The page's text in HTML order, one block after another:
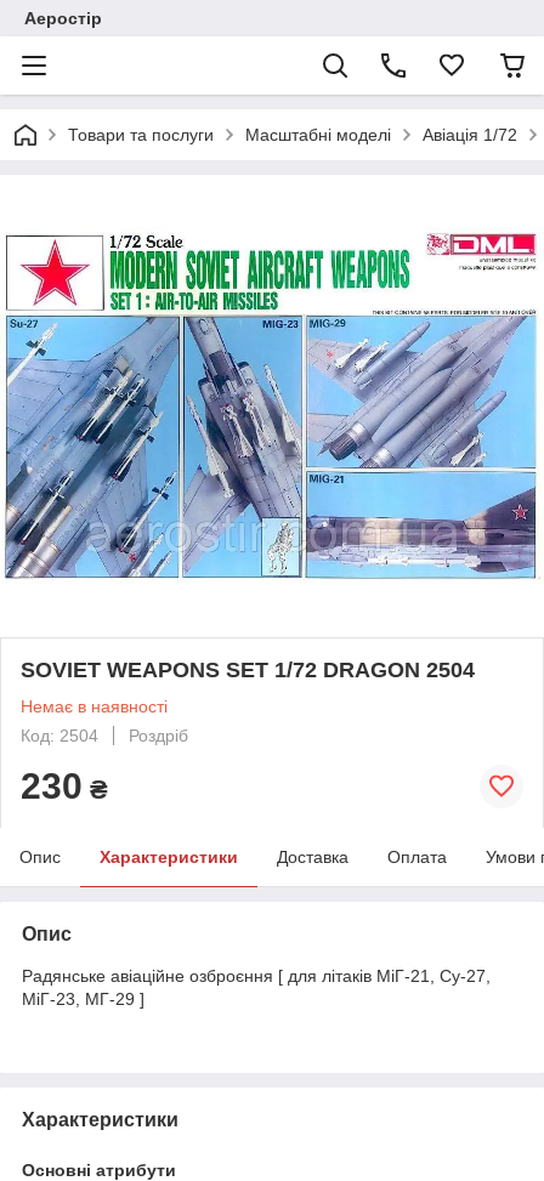
Аеростір
Товари та послуги Масштабні моделі Авіація 1/72
SOVIET WEAPONS SET 1/72 DRAGON 2504
Немає в наявності
Код: 2504
Роздріб
230 ₴
Опис Характеристики Доставка Оплата Умови
Опис
Радянське авіаційне озброєння [ для літаків МіГ-21, Су-27,
МіГ-23, МГ-29 ]
Характеристики
Основні атрибути